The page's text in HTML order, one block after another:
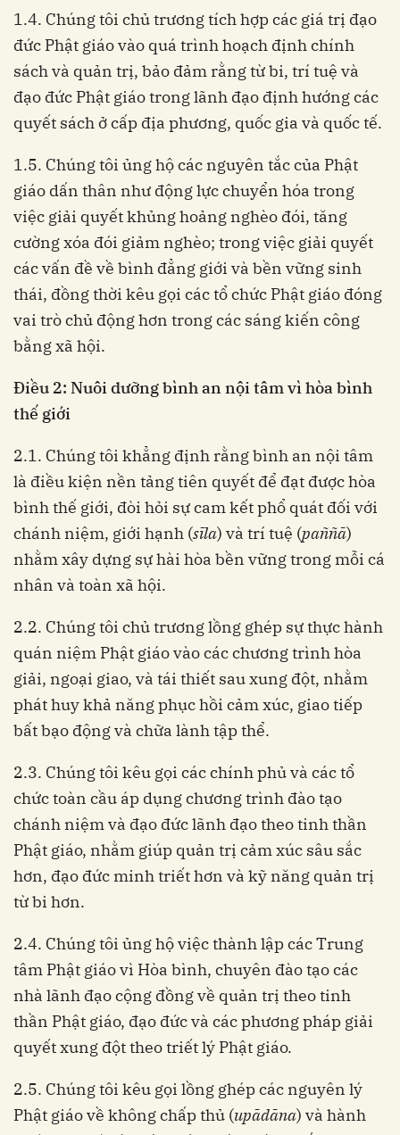
1.4. Chúng tôi chủ trương tích hợp các giá trị đạo
đức Phật giáo vào quá trình hoạch định chính
sách và quản trị, bảo đảm rằng từ bi, trí tuệ và
đạo đức Phật giáo trong lãnh đạo định hướng các
quyết sách ở cấp địa phương, quốc gia và quốc tế.
1.5. Chúng tôi ủng hộ các nguyên tắc của Phật
giáo dấn thân như động lực chuyển hóa trong
việc giải quyết khủng hoảng nghèo đói, tăng
cường xóa đói giảm nghèo; trong việc giải quyết
các vấn đề về bình đẳng giới và bền vững sinh
thái, đồng thời kêu gọi các tổ chức Phật giáo đóng
vai trò chủ động hơn trong các sáng kiến công
bằng xã hội.
Điều 2: Nuôi dưỡng bình an nội tâm vì hòa bình
thế giới
2.1. Chúng tôi khẳng định rằng bình an nội tâm
là điều kiện nền tảng tiên quyết để đạt được hòa
bình thế giới, đòi hỏi sự cam kết phổ quát đối với
chánh niệm, giới hạnh (sīla) và trí tuệ (paññā)
nhằm xây dựng sự hài hòa bền vững trong mỗi cá
nhân và toàn xã hội.
2.2. Chúng tôi chủ trương lồng ghép sự thực hành
quán niệm Phật giáo vào các chương trình hòa
giải, ngoại giao, và tái thiết sau xung đột, nhằm
phát huy khả năng phục hồi cảm xúc, giao tiếp
bất bạo động và chữa lành tập thể.
2.3. Chúng tôi kêu gọi các chính phủ và các tổ
chức toàn cầu áp dụng chương trình đào tạo
chánh niệm và đạo đức lãnh đạo theo tinh thần
Phật giáo, nhằm giúp quản trị cảm xúc sâu sắc
hơn, đạo đức minh triết hơn và kỹ năng quản trị
từ bi hơn.
2.4. Chúng tôi ủng hộ việc thành lập các Trung
tâm Phật giáo vì Hòa bình, chuyên đào tạo các
nhà lãnh đạo cộng đồng về quản trị theo tinh
thần Phật giáo, đạo đức và các phương pháp giải
quyết xung đột theo triết lý Phật giáo.
2.5. Chúng tôi kêu gọi lồng ghép các nguyên lý
Phật giáo về không chấp thủ (upādāna) và hành